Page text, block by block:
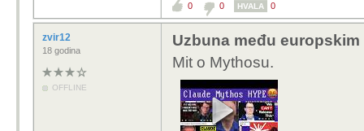
0 0 HVALA 0
zvir12
18 godina
OFFLINE
Uzbuna među
Mit o Mythosu.